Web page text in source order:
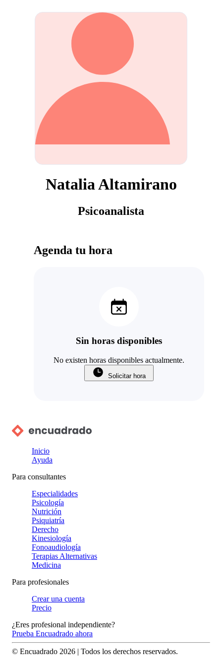
Natalia Altamirano
Psicoanalista
Agenda tu hora
Sin horas disponibles
No existen horas disponibles actualmente.
Solicitar hora
Inicio
Ayuda
Para consultantes
Especialidades
Psicología
Nutrición
Psiquiatría
Derecho
Kinesiología
Fonoaudiología
Terapias Alternativas
Medicina
Para profesionales
Crear una cuenta
Precio
¿Eres profesional independiente?
Prueba Encuadrado ahora
© Encuadrado 2026 | Todos los derechos reservados.